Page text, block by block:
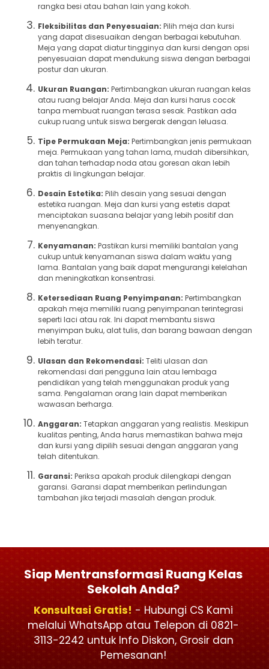
rangka besi atau bahan lain yang kokoh.
Fleksibilitas dan Penyesuaian: Pilih meja dan kursi
yang dapat disesuaikan dengan berbagai kebutuhan.
Meja yang dapat diatur tingginya dan kursi dengan opsi
penyesuaian dapat mendukung siswa dengan berbagai
postur dan ukuran.
Ukuran Ruangan: Pertimbangkan ukuran ruangan kelas
atau ruang belajar Anda. Meja dan kursi harus cocok
tanpa membuat ruangan terasa sesak. Pastikan ada
cukup ruang untuk siswa bergerak dengan leluasa.
Tipe Permukaan Meja: Pertimbangkan jenis permukaan
meja. Permukaan yang tahan lama, mudah dibersihkan,
dan tahan terhadap noda atau goresan akan lebih
praktis di lingkungan belajar.
Desain Estetika: Pilih desain yang sesuai dengan
estetika ruangan. Meja dan kursi yang estetis dapat
menciptakan suasana belajar yang lebih positif dan
menyenangkan.
Kenyamanan: Pastikan kursi memiliki bantalan yang
cukup untuk kenyamanan siswa dalam waktu yang
lama. Bantalan yang baik dapat mengurangi kelelahan
dan meningkatkan konsentrasi.
Ketersediaan Ruang Penyimpanan: Pertimbangkan
apakah meja memiliki ruang penyimpanan terintegrasi
seperti laci atau rak. Ini dapat membantu siswa
menyimpan buku, alat tulis, dan barang bawaan dengan
lebih teratur.
Ulasan dan Rekomendasi: Teliti ulasan dan
rekomendasi dari pengguna lain atau lembaga
pendidikan yang telah menggunakan produk yang
sama. Pengalaman orang lain dapat memberikan
wawasan berharga.
Anggaran: Tetapkan anggaran yang realistis. Meskipun
kualitas penting, Anda harus memastikan bahwa meja
dan kursi yang dipilih sesuai dengan anggaran yang
telah ditentukan.
Garansi: Periksa apakah produk dilengkapi dengan
garansi. Garansi dapat memberikan perlindungan
tambahan jika terjadi masalah dengan produk.
Siap Mentransformasi Ruang Kelas
Sekolah Anda?
Konsultasi Gratis! - Hubungi CS Kami
melalui WhatsApp atau Telepon di 0821-
3113-2242 untuk Info Diskon, Grosir dan
Pemesanan!